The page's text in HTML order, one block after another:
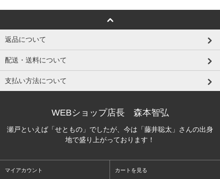
返品について
配送・送料について
支払い方法について
WEBショップ店長 森本智弘
瀬戸といえば「せともの」でしたが、今は「藤井聡太」さんの出身
地で盛り上がっております！
マイアカウント カートを見る